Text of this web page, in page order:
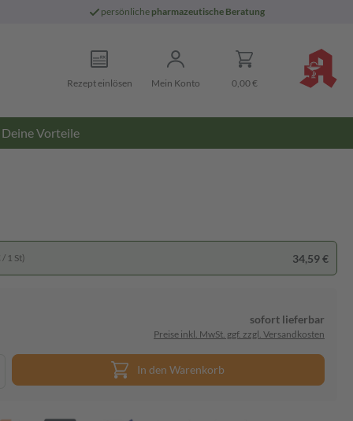
persönliche pharmazeutische Beratung
Rezept einlösen Mein Konto 0,00 €
Deine Vorteile
1 St) 34,59 €
sofort lieferbar
Preise inkl. MwSt. ggf. zzgl. Versandkosten
In den Warenkorb